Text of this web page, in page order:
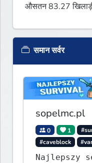
औसतन 83.27
समान सर्वर
sopelmc.pl
0 1
#caveblock
Najlepszy